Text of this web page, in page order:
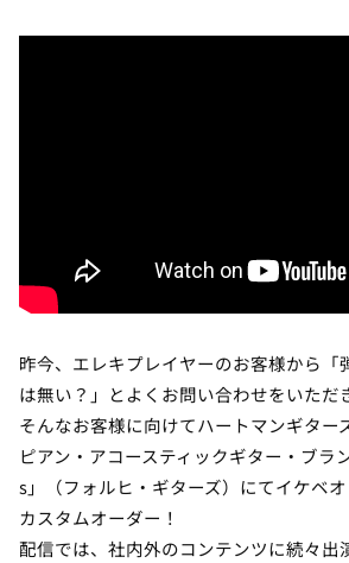
昨今、エレキプレイヤーのお客様から「
は無い？」とよくお問い合わせをいただ
そんなお客様に向けてハートマンギター
ピアン・アコースティックギター・ブラ
s」（フォルヒ・ギターズ）にてイケベ
カスタムオーダー！
配信では、社内外のコンテンツに続々出